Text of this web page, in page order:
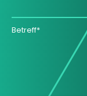
Betreff*